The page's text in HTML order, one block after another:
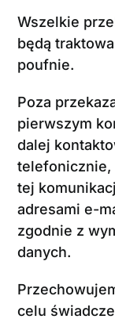
Wszelkie
będą
poufnie.
Poza
pierwszym
dalej
telefonicznie,
tej
adresami e-
zgodnie z
danych.
celu